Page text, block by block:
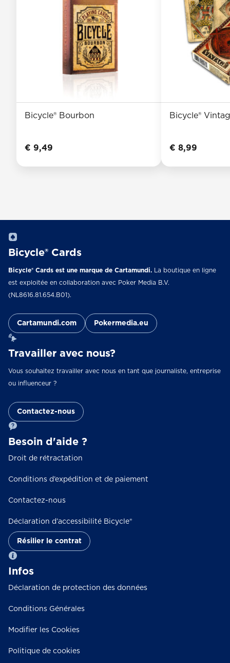
Bicycle® Bourbon
€ 9,49
Bicycle®
€ 8,99
Bicycle® Cards
Bicycle® Cards est une marque de Cartamundi.
La boutique en ligne
est exploitée en collaboration avec Poker Media B.V.
(NL8616.81.654.B01).
Cartamundi.com Pokermedia.eu
Travailler avec nous?
Vous souhaitez travailler avec nous en tant que journaliste, entreprise
ou influenceur ?
Contactez-nous
Besoin d'aide ?
Droit de rétractation
Conditions d’expédition et de paiement
Contactez-nous
Déclaration d’accessibilité Bicycle®
Résilier le contrat
Infos
Déclaration de protection des données
Conditions Générales
Modifier les Cookies
Politique de cookies